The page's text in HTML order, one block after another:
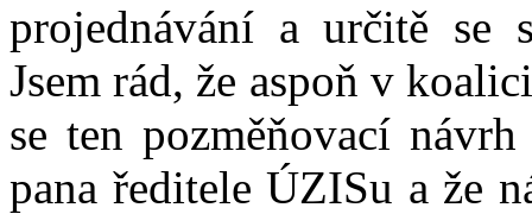
projednávání a určitě se
Jsem rád, že aspoň v
se ten pozměňovací
pana ředitele ÚZISu a že